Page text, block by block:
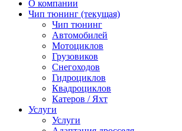
О компании
Чип тюнинг (текущая)
Чип тюнинг
Автомобилей
Мотоциклов
Грузовиков
Снегоходов
Гидроциклов
Квадроциклов
Катеров / Яхт
Услуги
Услуги